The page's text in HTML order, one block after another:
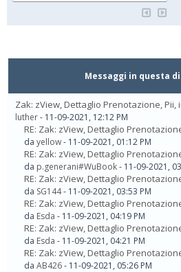
Messaggi in questa
Zak: zView, Dettaglio Prenotazione, Pii,
luther- 11-09-2021, 12:12 PM
RE: Zak: zView, Dettaglio
da yellow- 11-09-2021, 01:12 PM
RE: Zak: zView, Dettaglio
da p.generani#WuBook- 11-09-2021,
RE: Zak: zView, Dettaglio
da SG144- 11-09-2021, 03:53 PM
RE: Zak: zView, Dettaglio
da Esda - 11-09-2021, 04:19 PM
RE: Zak: zView, Dettaglio
da Esda - 11-09-2021, 04:21 PM
RE: Zak: zView, Dettaglio
da AB426- 11-09-2021, 05:26 PM